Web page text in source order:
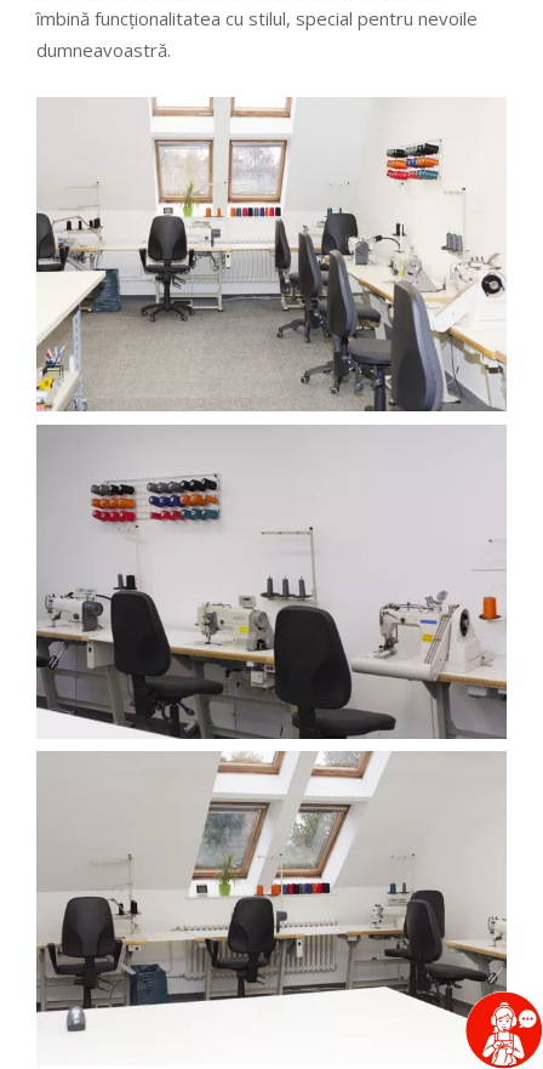
îmbină funcționalitatea cu stilul, special pentru nevoile
dumneavoastră.